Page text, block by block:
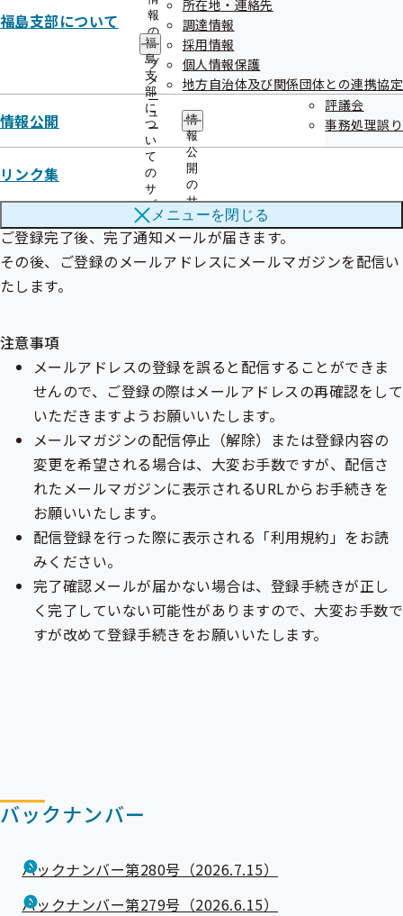
報
の
サ
ブ
メ
ニ
ュ
ー
福島支部について
福
島
支
部
に
つ
い
て
の
サ
ブ
メ
ニ
ュ
ー
所在地・連絡先
調達情報
採用情報
個人情報保護
地方自治体及び関係団体との連携協定
情報公開
情
報
公
開
の
サ
ブ
メ
ュ
評議会
事務処理誤り
リンク集
メニューを閉じる
福島支部メールマガジンをご希望の方
他都道府県支部メールマガジンをご希望の方
ご登録完了後、完了通知メールが届きます。
その後、ご登録のメールアドレスにメールマガジンを配信い
たします。
注意事項
メールアドレスの登録を誤ると配信することができま
せんので、ご登録の際はメールアドレスの再確認をして
いただきますようお願いいたします。
メールマガジンの配信停止（解除）または登録内容の
変更を希望される場合は、大変お手数ですが、配信さ
れたメールマガジンに表示されるURLからお手続きを
お願いいたします。
配信登録を行った際に表示される「利用規約」をお読
みください。
完了確認メールが届かない場合は、登録手続きが正し
く完了していない可能性がありますので、大変お手数で
すが改めて登録手続きをお願いいたします。
バックナンバー
バックナンバー第280号（2026.7.15）
バックナンバー第279号（2026.6.15）